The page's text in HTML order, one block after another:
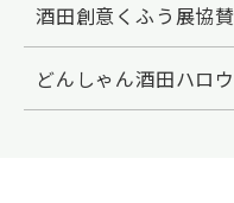
酒田創意くふう展協賛
どんしゃん酒田ハロ